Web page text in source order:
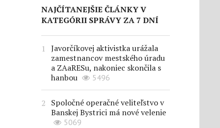
NAJČÍTANEJŠIE ČLÁNKY V
KATEGÓRII SPRÁVY ZA 7 DNÍ
Javorčíkovej aktivistka urážala
zamestnancov mestského úradu
a ZAaRESu, nakoniec skončila s
hanbou
5496
Spoločné operačné veliteľstvo v
Banskej Bystrici má nové velenie
5069